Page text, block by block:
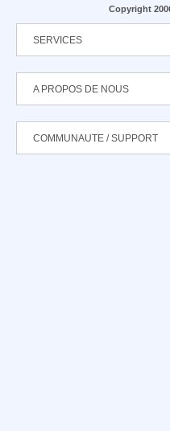
Copyright
SERVICES
A PROPOS DE NOUS
COMMUNAUTE / SUPPORT